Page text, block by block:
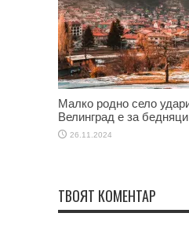
Малко родно село
Велинград е за бедняци
26.11.2024
ТВОЯТ КОМЕНТАР